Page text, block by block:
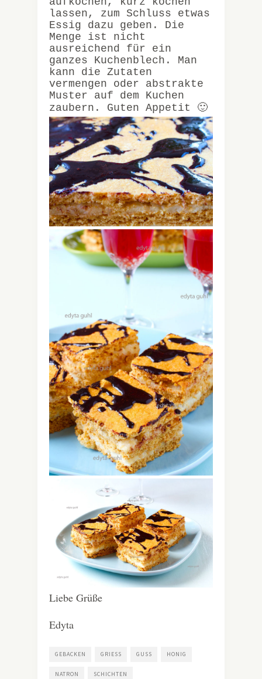
lassen, zum Schluss etwas
Essig dazu geben. Die
Menge ist nicht
ausreichend für ein
ganzes Kuchenblech. Man
kann die Zutaten
vermengen oder abstrakte
Muster auf dem Kuchen
zaubern. Guten Appetit 🙂
Liebe Grüße
Edyta
GEBACKEN GRIESS GUSS HONIG
NATRON SCHICHTEN